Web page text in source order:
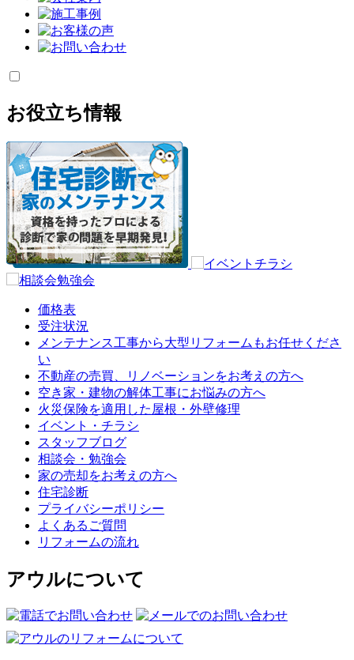
お役立ち情報
価格表
受注状況
メンテナンス工事から大型リフォームもお任せくださ
い
不動産の売買、リノベーションをお考えの方へ
空き家・建物の解体工事にお悩みの方へ
火災保険を適用した屋根・外壁修理
イベント・チラシ
スタッフブログ
相談会・勉強会
家の売却をお考えの方へ
住宅診断
プライバシーポリシー
よくあるご質問
リフォームの流れ
アウルについて